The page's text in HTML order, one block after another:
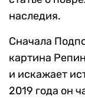
наследия.
Сначала
картина
и искажает
2019 года он